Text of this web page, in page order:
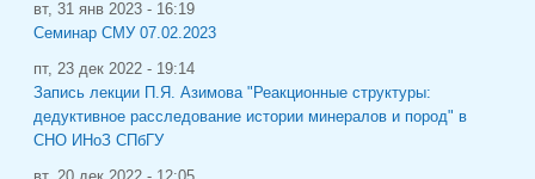
вт, 31 янв 2023 - 16:19
Семинар СМУ 07.02.2023
пт, 23 дек 2022 - 19:14
Запись лекции П.Я. Азимова "Реакционные структуры:
дедуктивное расследование истории минералов и пород" в
СНО ИНоЗ СПбГУ